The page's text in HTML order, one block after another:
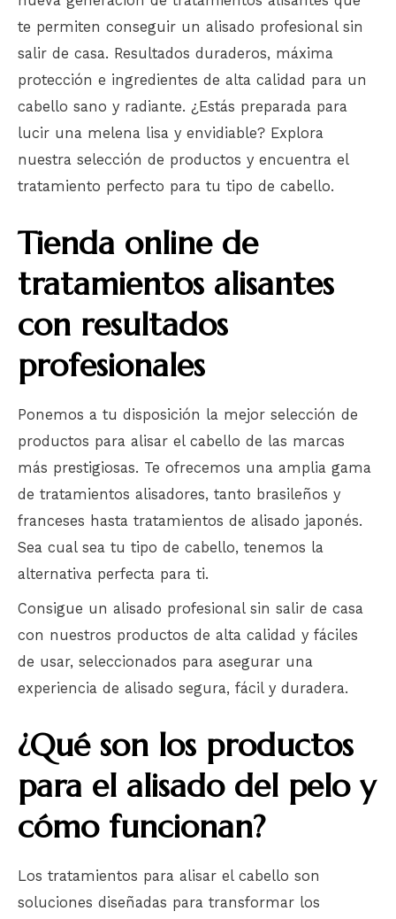
te permiten conseguir un alisado profesional sin
salir de casa. Resultados duraderos, máxima
protección e ingredientes de alta calidad para un
cabello sano y radiante. ¿Estás preparada para
lucir una melena lisa y envidiable? Explora
nuestra selección de productos y encuentra el
tratamiento perfecto para tu tipo de cabello.
Tienda online de
tratamientos alisantes
con resultados
profesionales
Ponemos a tu disposición la mejor selección de
productos para alisar el cabello de las marcas
más prestigiosas. Te ofrecemos una amplia gama
de tratamientos alisadores, tanto brasileños y
franceses hasta tratamientos de alisado japonés.
Sea cual sea tu tipo de cabello, tenemos la
alternativa perfecta para ti.
Consigue un alisado profesional sin salir de casa
con nuestros productos de alta calidad y fáciles
de usar, seleccionados para asegurar una
experiencia de alisado segura, fácil y duradera.
¿Qué son los productos
para el alisado del pelo y
cómo funcionan?
Los tratamientos para alisar el cabello son
soluciones diseñadas para transformar los